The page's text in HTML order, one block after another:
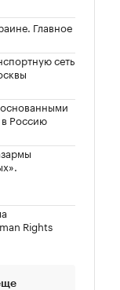
Главное
сеть
в Россию
Rights